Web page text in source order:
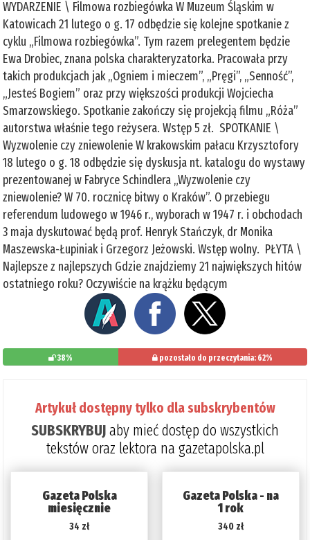
WYDARZENIE \ Filmowa rozbiegówka W Muzeum Śląskim w
Katowicach 21 lutego o g. 17 odbędzie się kolejne spotkanie z
cyklu „Filmowa rozbiegówka”. Tym razem prelegentem będzie
Ewa Drobiec, znana polska charakteryzatorka. Pracowała przy
takich produkcjach jak „Ogniem i mieczem”, „Pręgi”, „Senność”,
„Jesteś Bogiem” oraz przy większości produkcji Wojciecha
Smarzowskiego. Spotkanie zakończy się projekcją filmu „Róża”
autorstwa właśnie tego reżysera. Wstęp 5 zł. SPOTKANIE \
Wyzwolenie czy zniewolenie W krakowskim pałacu Krzysztofory
18 lutego o g. 18 odbędzie się dyskusja nt. katalogu do wystawy
prezentowanej w Fabryce Schindlera „Wyzwolenie czy
zniewolenie? W 70. rocznicę bitwy o Kraków”. O przebiegu
referendum ludowego w 1946 r., wyborach w 1947 r. i obchodach
3 maja dyskutować będą prof. Henryk Stańczyk, dr Monika
Maszewska-Łupiniak i Grzegorz Jeżowski. Wstęp wolny. PŁYTA \
Najlepsze z najlepszych Gdzie znajdziemy 21 największych hitów
ostatniego roku? Oczywiście na krążku będącym
38% pozostało do przeczytania: 62%
Artykuł dostępny tylko dla subskrybentów
SUBSKRYBUJaby mieć dostęp do wszystkich
tekstów oraz lektora na gazetapolska.pl
Gazeta Polska
miesięcznie
34 zł
Gazeta Polska - na
1 rok
340 zł